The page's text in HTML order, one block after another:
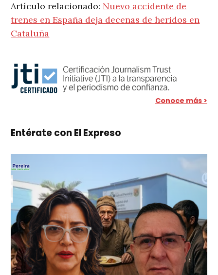
Artículo relacionado: Nuevo accidente de
trenes en España deja decenas de heridos en
Cataluña
Conoce más >
Entérate con El Expreso